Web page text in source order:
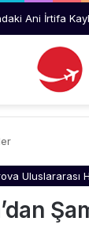
Uluslararası